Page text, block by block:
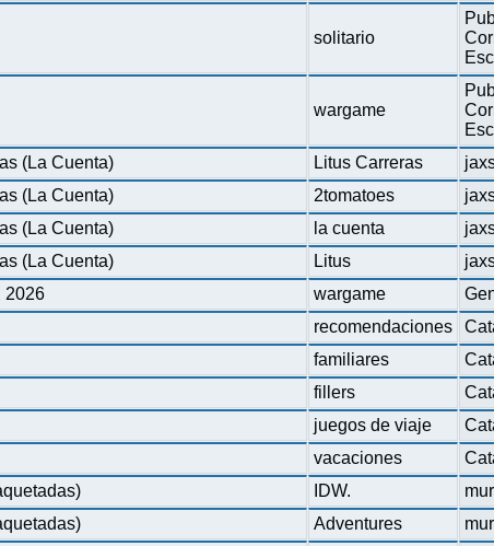
solitario
wargame
(La Cuenta) Litus Carreras
(La Cuenta)
2tomatoes
(La Cuenta)
la cuenta
(La Cuenta)
Litus
2026
wargame
recomendaciones
familiares
fillers
juegos de viaje
vacaciones
IDW.
Adventures